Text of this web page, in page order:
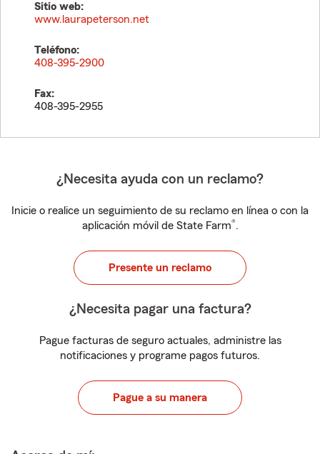
Sitio web:
www.laurapeterson.net
Teléfono:
408-395-2900
Fax:
408-395-2955
¿Necesita ayuda con un reclamo?
Inicie o realice un seguimiento de su reclamo en línea o con la
aplicación móvil de State Farm®.
Presente un reclamo
¿Necesita pagar una factura?
Pague facturas de seguro actuales, administre las
notificaciones y programe pagos futuros.
Pague a su manera